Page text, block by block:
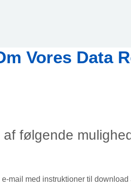
Vores Data
følgende
mail med instruktioner til download